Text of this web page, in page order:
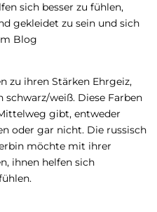
sich besser zu fühlen,
gekleidet zu sein und sich
Blog
zu ihren Stärken Ehrgeiz,
schwarz/weiß. Diese Farben
gibt, entweder
oder gar nicht. Die russisch
möchte mit ihrer
ihnen helfen sich